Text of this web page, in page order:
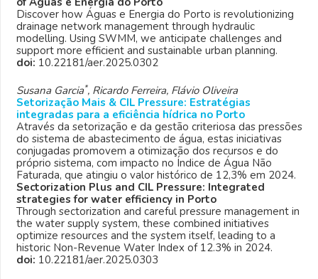
Discover how Águas e Energia do Porto is revolutionizing
drainage network management through hydraulic
modelling. Using SWMM, we anticipate challenges and
support more efficient and sustainable urban planning.
doi: 10.22181/aer.2025.0302
Susana Garcia*, Ricardo Ferreira, Flávio Oliveira
Setorização Mais & CIL Pressure: Estratégias
integradas para a eficiência hídrica no Porto
Através da setorização e da gestão criteriosa das pressões
do sistema de abastecimento de água, estas iniciativas
conjugadas promovem a otimização dos recursos e do
próprio sistema, com impacto no Índice de Água Não
Faturada, que atingiu o valor histórico de 12,3% em 2024.
Sectorization Plus and CIL Pressure: Integrated
strategies for water efficiency in Porto
Through sectorization and careful pressure management in
the water supply system, these combined initiatives
optimize resources and the system itself, leading to a
historic Non-Revenue Water Index of 12.3% in 2024.
doi: 10.22181/aer.2025.0303